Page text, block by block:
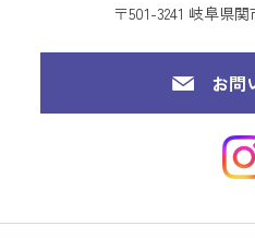
〒501-3241 岐阜県
お問